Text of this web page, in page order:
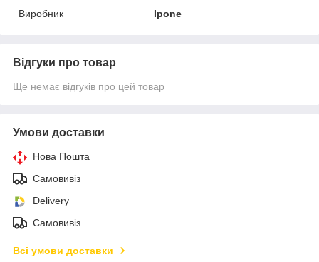
Виробник
Ipone
Відгуки про товар
Ще немає відгуків про цей товар
Умови доставки
Нова Пошта
Самовивіз
Delivery
Самовивіз
Всі умови доставки